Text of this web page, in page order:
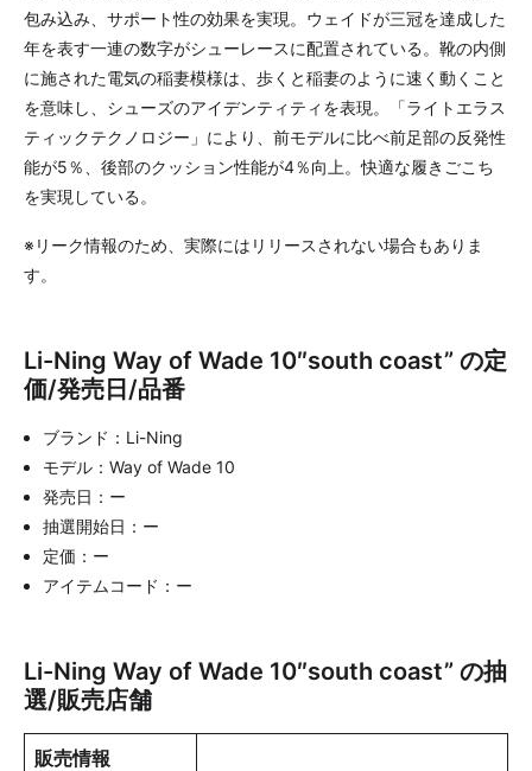
包み込み、サポート性の効果を実現。ウェイドが三冠を達成した
年を表す一連の数字がシューレースに配置されている。靴の内側
に施された電気の稲妻模様は、歩くと稲妻のように速く動くこと
を意味し、シューズのアイデンティティを表現。「ライトエラス
ティックテクノロジー」により、前モデルに比べ前足部の反発性
能が5％、後部のクッション性能が4％向上。快適な履きごこち
を実現している。
※リーク情報のため、実際にはリリースされない場合もありま
す。
Li-Ning Way of Wade 10″south coast” の定
価/発売日/品番
ブランド：Li-Ning
モデル：Way of Wade 10
発売日：ー
抽選開始日：ー
定価：ー
アイテムコード：ー
Li-Ning Way of Wade 10″south coast” の抽
選/販売店舗
販売情報